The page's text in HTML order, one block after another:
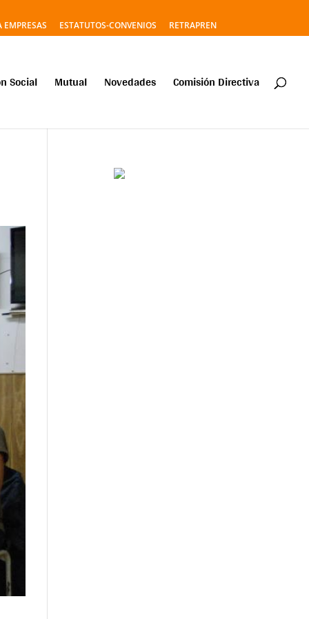
EMPRESAS ESTATUTOS-CONVENIOS RETRAPREN
Social Mutual Novedades Comisión Directiva